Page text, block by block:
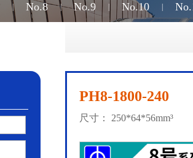
No.8 | No.9 No.10
PH8-1800-240
尺寸： 250*64*56mm³